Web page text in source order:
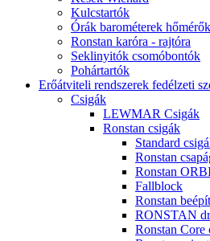
Kulcstartók
Órák barométerek hőmérők
Ronstan karóra - rajtóra
Seklinyitók csomóbontók
Pohártartók
Erőátviteli rendszerek fedélzeti
Csigák
LEWMAR Csigák
Ronstan csigák
Standard
Ronstan
Ronstan
Fallblock
Ronstan
RONSTAN
Ronstan Core